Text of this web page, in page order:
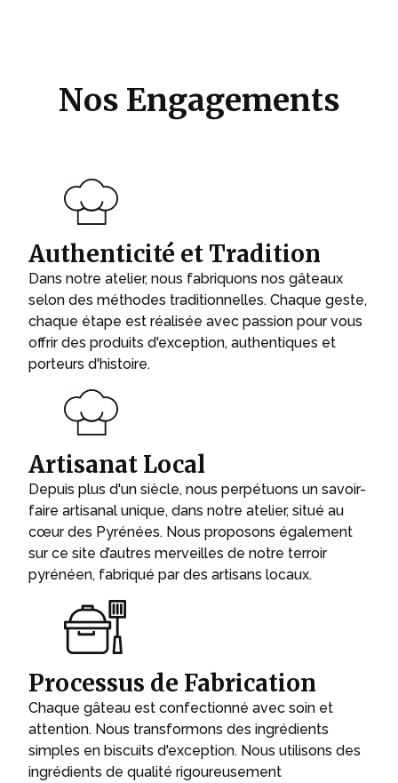
Nos Engagements
Authenticité et Tradition
Dans notre atelier, nous fabriquons nos gâteaux
selon des méthodes traditionnelles. Chaque geste,
chaque étape est réalisée avec passion pour vous
offrir des produits d'exception, authentiques et
porteurs d'histoire.
Artisanat Local
Depuis plus d'un siècle, nous perpétuons un savoir-
faire artisanal unique, dans notre atelier, situé au
cœur des Pyrénées. Nous proposons également
sur ce site d’autres merveilles de notre terroir
pyrénéen, fabriqué par des artisans locaux.
Processus de Fabrication
Chaque gâteau est confectionné avec soin et
attention. Nous transformons des ingrédients
simples en biscuits d'exception. Nous utilisons des
ingrédients de qualité rigoureusement